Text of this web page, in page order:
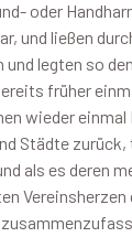
oder
und ließen
und legten so
früher
wieder
Städte
als es deren
Vereinsherzen